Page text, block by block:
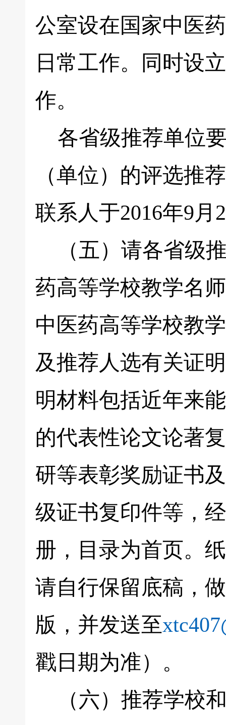
公室设在国家中医
日常工作。同时设
作。
各省级推荐单位
（单位）的评选推
联系人于2016年9
（五）请各省级推
药高等学校教学名
中医药高等学校教
及推荐人选有关证
明材料包括近年来
的代表性论文论著
研等表彰奖励证书
级证书复印件等，
册，目录为首页。
请自行保留底稿，
版，并发送至
戳日期为准）。
（六）推荐学校